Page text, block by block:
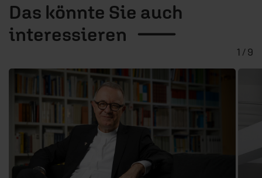
Das könnte Sie auch
interessieren
1 / 9